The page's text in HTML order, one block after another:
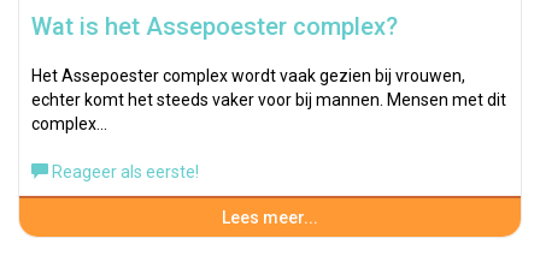
Wat is het Assepoester complex?
Het Assepoester complex wordt vaak gezien bij vrouwen,
echter komt het steeds vaker voor bij mannen. Mensen met dit
complex…
Reageer als eerste!
Lees meer...